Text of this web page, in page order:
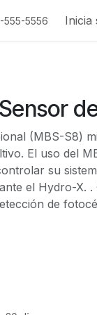
555-5556 Inicia
(MBS-S8)
El uso del
su
el Hydro-X.
de